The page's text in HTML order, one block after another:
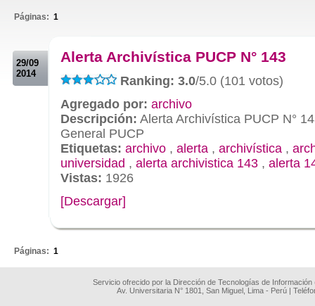
Páginas: 1
29/09
2014
Alerta Archivística PUCP N° 143
Ranking: 3.0/5.0 (101 votos)
Agregado por: archivo
Descripción: Alerta Archivística PUCP N°
General PUCP
Etiquetas: archivo , alerta , archivística ,
universidad , alerta archivistica 143 , alerta
Vistas: 1926
[Descargar]
Páginas: 1
Servicio ofrecido por la Dirección de Tecnologías de
Av. Universitaria N° 1801, San Miguel, Lima - Perú |